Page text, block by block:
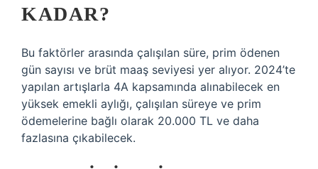
KADAR?
Bu faktörler arasında çalışılan süre, prim ödenen
gün sayısı ve brüt maaş seviyesi yer alıyor. 2024’te
yapılan artışlarla 4A kapsamında alınabilecek en
yüksek emekli aylığı, çalışılan süreye ve prim
ödemelerine bağlı olarak 20.000 TL ve daha
fazlasına çıkabilecek.